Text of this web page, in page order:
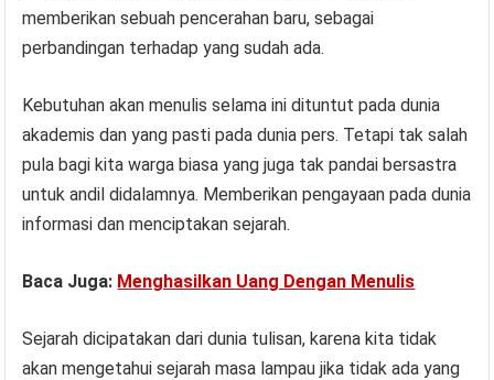
memberikan sebuah pencerahan baru, sebagai
perbandingan terhadap yang sudah ada.
Kebutuhan akan menulis selama ini dituntut pada dunia
akademis dan yang pasti pada dunia pers. Tetapi tak salah
pula bagi kita warga biasa yang juga tak pandai bersastra
untuk andil didalamnya. Memberikan pengayaan pada dunia
informasi dan menciptakan sejarah.
Baca Juga: Menghasilkan Uang Dengan Menulis
Sejarah dicipatakan dari dunia tulisan, karena kita tidak
akan mengetahui sejarah masa lampau jika tidak ada yang